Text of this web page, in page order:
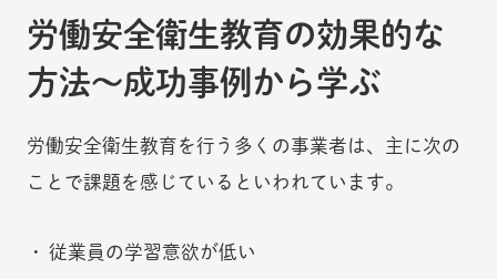
労働安全衛生教育の効果的な
方法～成功事例から学ぶ
労働安全衛生教育を行う多くの事業者は、主に次の
ことで課題を感じているといわれています。
従業員の学習意欲が低い